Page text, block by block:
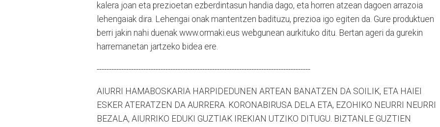
kalera joan eta prezioetan ezberdintasun handia dago, eta horren atzean dagoen arrazoia
lehengaiak dira. Lehengai onak mantentzen badituzu, prezioa igo egiten da. Gure produktuen
berri jakin nahi duenak www.ormaki.eus webgunean aurkituko ditu. Bertan ageri da gurekin
harremanetan jartzeko bidea ere.
---------------------------------------------------------------------------------------
AIURRI HAMABOSKARIA HARPIDEDUNEN ARTEAN BANATZEN DA SOILIK, ETA HAIEI
ESKER ATERATZEN DA AURRERA. KORONABIRUSA DELA ETA, EZOHIKO NEURRI NEURRI
BEZALA, AIURRIKO EDUKI GUZTIAK IREKIAN UTZIKO DITUGU. BIZTANLE GUZTIEN